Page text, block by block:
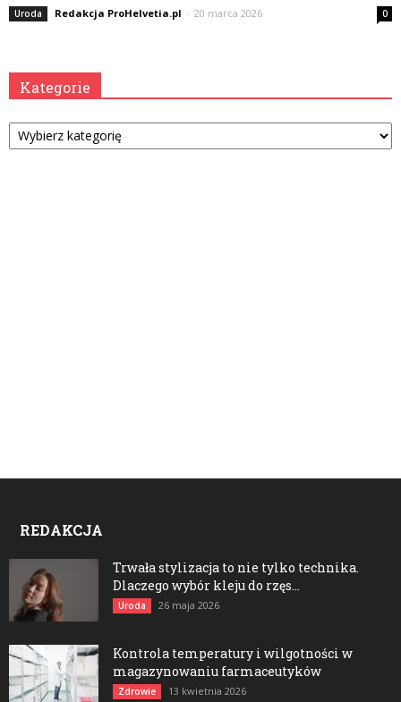
Uroda Redakcja ProHelvetia.pl - 20 marca 2026 0
Kategorie
Kategorie
REDAKCJA
Trwała stylizacja to nie tylko technika.
Dlaczego wybór kleju do rzęs...
Uroda 26 maja 2026
Kontrola temperatury i wilgotności w
magazynowaniu farmaceutyków
Zdrowie 13 kwietnia 2026